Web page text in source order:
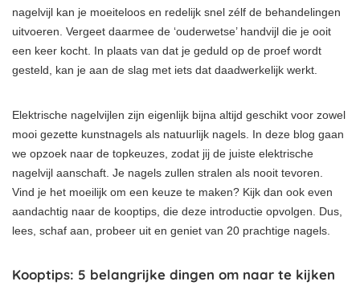
nagelvijl kan je moeiteloos en redelijk snel zélf de behandelingen
uitvoeren. Vergeet daarmee de ‘ouderwetse’ handvijl die je ooit
een keer kocht. In plaats van dat je geduld op de proef wordt
gesteld, kan je aan de slag met iets dat daadwerkelijk werkt.
Elektrische nagelvijlen zijn eigenlijk bijna altijd geschikt voor zowel
mooi gezette kunstnagels als natuurlijk nagels. In deze blog gaan
we opzoek naar de topkeuzes, zodat jij de juiste elektrische
nagelvijl aanschaft. Je nagels zullen stralen als nooit tevoren.
Vind je het moeilijk om een keuze te maken? Kijk dan ook even
aandachtig naar de kooptips, die deze introductie opvolgen. Dus,
lees, schaf aan, probeer uit en geniet van 20 prachtige nagels.
Kooptips: 5 belangrijke dingen om naar te kijken